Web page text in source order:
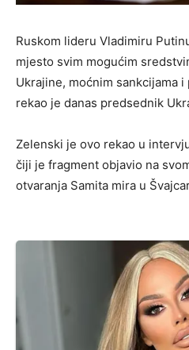
Ruskom lideru Vladimiru
mjesto svim mogućim
Ukrajine, moćnim sankcijama
rekao je danas predsednik
Zelenski je ovo rekao u
čiji je fragment objavio na
otvaranja Samita mira u